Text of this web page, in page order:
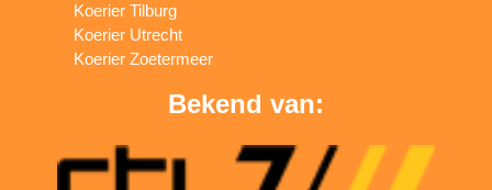
Koerier Tilburg
Koerier Utrecht
Koerier Zoetermeer
Bekend van: